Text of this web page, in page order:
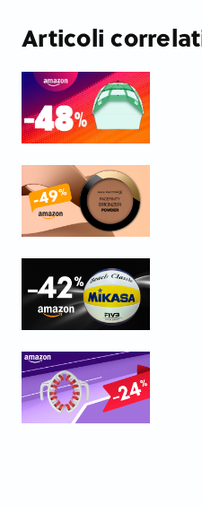
Articoli